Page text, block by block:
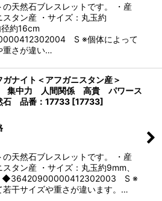
の天然石ブレスレットです。 ・産
スタン産 ・サイズ：丸玉約
約16cm
S ※個体によって
重さが違い…
ナイト＜アフガニスタン産＞
中力 人間関係 高貴 パワース
石 品番：17733 [17733]
の天然石ブレスレットです。 ・産
タン産 ・サイズ：丸玉約9mm、
◆36420900000412302003 S ※
若干サイズや重さが違います。…